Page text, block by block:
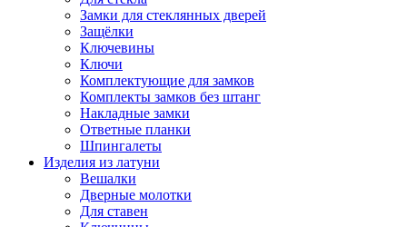
Замки для стеклянных дверей
Защёлки
Ключевины
Ключи
Комплектующие для замков
Комплекты замков без штанг
Накладные замки
Ответные планки
Шпингалеты
Изделия из латуни
Вешалки
Дверные молотки
Для ставен